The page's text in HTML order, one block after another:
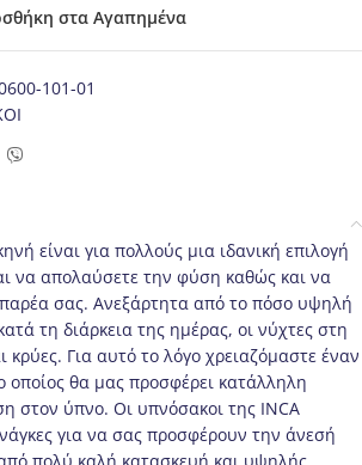
στα Αγαπημένα
101-01
είναι για πολλούς μια ιδανική επιλογή
να απολαύσετε την φύση καθώς και να
σας. Ανεξάρτητα από το πόσο υψηλή
τη διάρκεια της ημέρας, οι νύχτες στη
κρύες. Για αυτό το λόγο χρειαζόμαστε έναν
οποίος θα μας προσφέρει κατάλληλη
στον ύπνο. Οι υπνόσακοι της INCA
για να σας προσφέρουν την άνεσή